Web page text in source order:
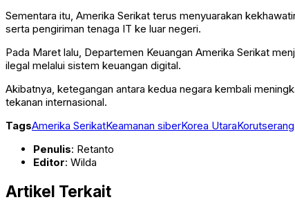
Sementara itu, Amerika Serikat terus menyuarakan
serta pengiriman tenaga IT ke luar negeri.
Pada Maret lalu, Departemen Keuangan Amerika Serikat
ilegal melalui sistem keuangan digital.
Akibatnya, ketegangan antara kedua negara kembali
tekanan internasional.
TagsAmerika SerikatKeamanan siberKorea UtaraKorut
Penulis: Retanto
Editor: Wilda
Artikel Terkait